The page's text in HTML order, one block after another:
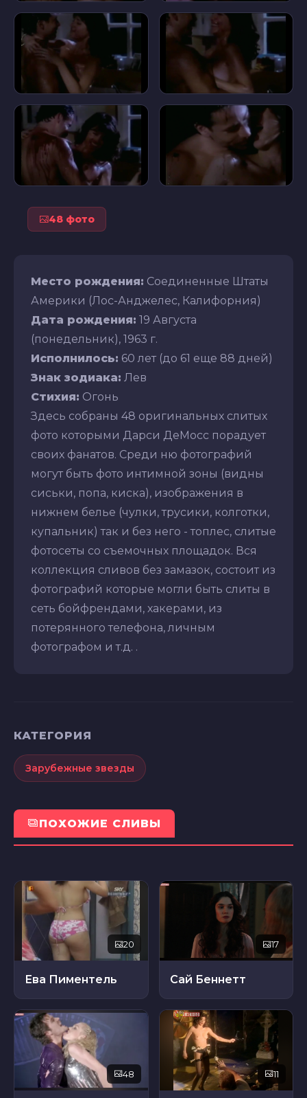
48 фото
Место рождения: Соединенные Штаты
Америки (Лос-Анджелес, Калифорния)
Дата рождения: 19 Августа
(понедельник), 1963 г.
Исполнилось: 60 лет (до 61 еще 88 дней)
Знак зодиака: Лев
Стихия: Огонь
Здесь собраны 48 оригинальных слитых
фото которыми Дарси ДеМосс порадует
своих фанатов. Среди ню фотографий
могут быть фото интимной зоны (видны
сиськи, попа, киска), изображения в
нижнем белье (чулки, трусики, колготки,
купальник) так и без него - топлес, слитые
фотосеты со съемочных площадок. Вся
коллекция сливов без замазок, состоит из
фотографий которые могли быть слиты в
сеть бойфрендами, хакерами, из
потерянного телефона, личным
фотографом и т.д. .
КАТЕГОРИЯ
Зарубежные звезды
ПОХОЖИЕ СЛИВЫ
20
Ева Пиментель
17
Сай Беннетт
48 11